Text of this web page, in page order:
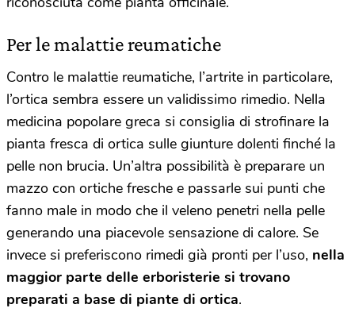
Per le malattie reumatiche
Contro le malattie reumatiche, l’artrite in particolare,
l’ortica sembra essere un validissimo rimedio. Nella
medicina popolare greca si consiglia di strofinare la
pianta fresca di ortica sulle giunture dolenti finché la
pelle non brucia. Un’altra possibilità è preparare un
mazzo con ortiche fresche e passarle sui punti che
fanno male in modo che il veleno penetri nella pelle
generando una piacevole sensazione di calore. Se
invece si preferiscono rimedi già pronti per l’uso, nella
maggior parte delle erboristerie si trovano
preparati a base di piante di ortica.